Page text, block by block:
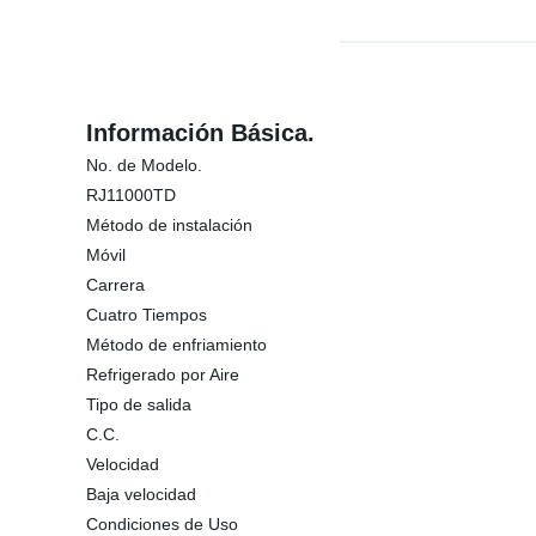
Información Básica.
No. de Modelo.
RJ11000TD
Método de instalación
Móvil
Carrera
Cuatro Tiempos
Método de enfriamiento
Refrigerado por Aire
Tipo de salida
C.C.
Velocidad
Baja velocidad
Condiciones de Uso